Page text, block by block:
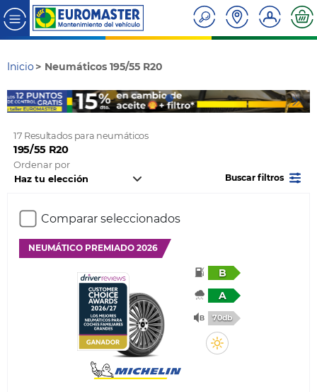
Inicio Neumáticos 195/55 R20
17 Resultados para neumáticos
195/55 R20
Ordenar por
Buscar filtros
Comparar seleccionados
NEUMÁTICO PREMIADO 2026
B
A
70db